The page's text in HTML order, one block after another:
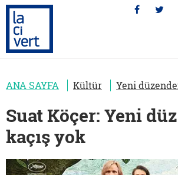
ANA SAYFA Kültür Yeni
Suat Köçer: Yeni
kaçış yok